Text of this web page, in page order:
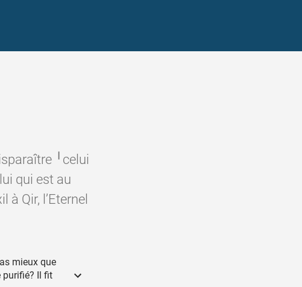
╵celui
qui est au
Qir, l’Eternel
mieux que
purifié? Il fit